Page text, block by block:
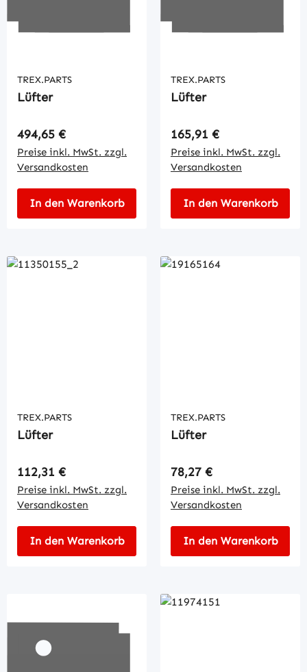
TREX.PARTS
Lüfter
Regulärer Preis:
494,65 €
Preise inkl. MwSt. zzgl.
Versandkosten
In den Warenkorb
TREX.PARTS
Lüfter
Regulärer Preis:
165,91 €
Preise inkl. MwSt. zzgl.
Versandkosten
In den Warenkorb
TREX.PARTS
Lüfter
Regulärer Preis:
112,31 €
Preise inkl. MwSt. zzgl.
Versandkosten
In den Warenkorb
TREX.PARTS
Lüfter
Regulärer Preis:
78,27 €
Preise inkl. MwSt. zzgl.
Versandkosten
In den Warenkorb